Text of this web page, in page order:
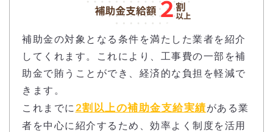
補助金の対象となる条件を満たした業者を紹介
してくれます。これにより、工事費の一部を補
助金で賄うことができ、経済的な負担を軽減で
きます。
これまでに 2割以上の補助金支給実績がある業
者を中心に紹介するため、効率よく制度を活用